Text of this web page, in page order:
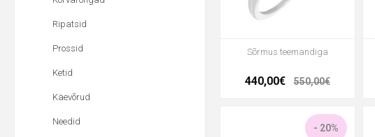
Sõrmus teemandiga
440,00€ 550,00€
- 20%
Ripatsid
Prossid
Ketid
Käevõrud
Needid